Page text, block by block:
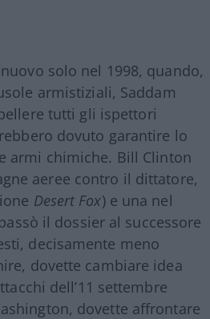
solo nel 1998, quando,
armistiziali, Saddam
tutti gli ispettori
dovuto garantire lo
armi chimiche. Bill Clinton
aeree contro il dittatore,
Desert Fox) e una nel
il dossier al successore
decisamente meno
dovette cambiare idea
dell’11 settembre
dovette affrontare